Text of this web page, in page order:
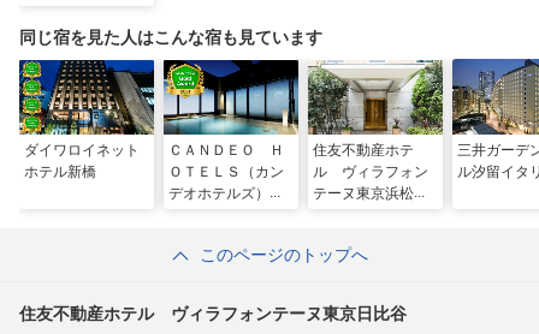
同じ宿を見た人はこんな宿も見ています
ダイワロイネット
ホテル新橋
ＣＡＮＤＥＯ Ｈ
ＯＴＥＬＳ（カン
デオホテルズ）東
住友不動産ホテ
ル ヴィラフォン
テーヌ東京浜松町
三井ガーデ
ル汐留イタ
このページのトップへ
住友不動産ホテル ヴィラフォンテーヌ東京日比谷